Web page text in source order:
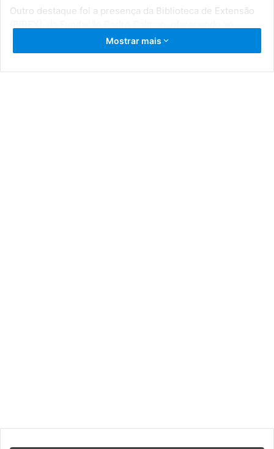
Outro destaque foi a presença da Biblioteca de Extensão
público livros infantis, gibis, obras em braile e diversos
outros títulos. A iniciativa permanece disponível até esta
Mostrar mais